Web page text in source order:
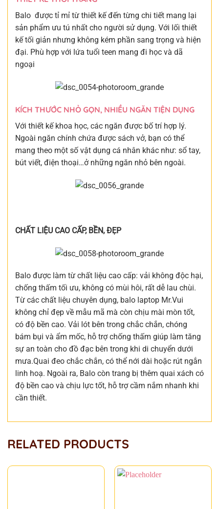
Balo được tỉ mỉ từ thiết kế đến từng chi tiết mang lại
sản phẩm ưu tú nhất cho người sử dụng. Với lối thiết
kế tối giản nhưng không kém phần sang trọng và hiện
đại. Phù hợp với lứa tuổi teen mang đi học và dã
ngoại
KÍCH THƯỚC NHỎ GỌN, NHIỀU NGĂN TIỆN DỤNG
Với thiết kế khoa học, các ngăn được bố trí hợp lý.
Ngoài ngăn chính chứa được sách vở, bạn có thể
mang theo một số vật dụng cá nhân khác như: sổ tay,
bút viết, điện thoại…ở những ngăn nhỏ bên ngoài.
CHẤT LIỆU CAO CẤP, BỀN, ĐẸP
Balo được làm từ chất liệu cao cấp: vải không độc hại,
chống thấm tối ưu, không có mùi hôi, rất dễ lau chùi.
Từ các chất liệu chuyên dụng, balo laptop Mr.Vui
không chỉ đẹp về mẫu mã mà còn chịu mài mòn tốt,
có độ bền cao. Vải lót bên trong chắc chắn, chóng
bám bụi và ẩm mốc, hỗ trợ chống thấm giúp làm tăng
sự an toàn cho đồ đạc bên trong khi di chuyển dưới
mưa.Quai đeo chắc chắn, có thể nới dài hoặc rút ngắn
linh hoạ. Ngoài ra, Balo còn trang bị thêm quai xách có
độ bền cao và chịu lực tốt, hỗ trợ cầm nắm nhanh khi
cần thiết.
RELATED PRODUCTS